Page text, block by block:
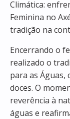
Climática:
Feminina no
tradição na
Encerrando o
realizado o
para as Águas,
doces. O
reverência à
águas e